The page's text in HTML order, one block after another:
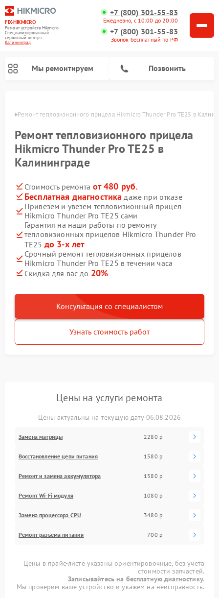
FIX-HIKMICRO
Ремонт устройств Hikmicro
Специализированный
cервисный центр г.
Калининград
+7 (800) 301-55-83
Ежедневно, с 10:00 до 20:00
+7 (800) 301-55-83
Звонок бесплатный по РФ
Мы ремонтируем Позвонить
Ремонт тепловизионного прицела Hikmicro Thunder Pro TE25 в
Ремонт тепловизионного прицела
Hikmicro Thunder Pro TE25 в
Калининграде
Стоимость ремонта от 480 руб.
Бесплатная диагностика даже при отказе
Привезем и увезем тепловизионный прицел
Hikmicro Thunder Pro TE25 сами
Гарантия на наши работы по ремонту
тепловизионных прицелов Hikmicro Thunder Pro
TE25 до 3-х лет
Срочный ремонт тепловизионных прицелов
Hikmicro Thunder Pro TE25 в течении часа
Скидка для вас до 20%
Консультация со специалистом
Узнать стоимость работ
Цены на услуги ремонта
Цены актуальны на текущую дату 06.08.2026
Замена матрицы 2280 р
Восстановление цепи питания 1580 р
Ремонт и замена аккумулятора 1580 р
Ремонт Wi-Fi модуля 1080 р
Замена процессора CPU 3480 р
Ремонт разъема питания 700 р
Цены в прайс-листе указаны ориентировочные, без учета
стоимости запчастей.
Записывайтесь на бесплатную диагностику.
Мы проверим ваше устройство и укажем на неисправность.